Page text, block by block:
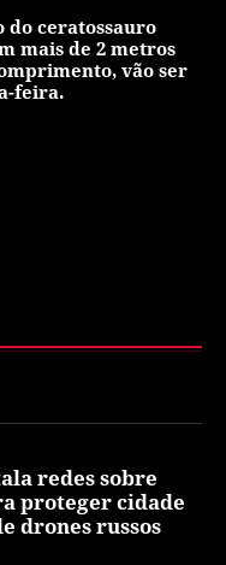
do ceratossauro
mais de 2 metros
vão ser
feira.
redes sobre
proteger cidade
drones russos